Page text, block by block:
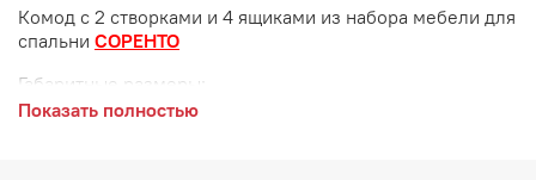
Комод с 2 створками и 4 ящиками из набора мебели для
спальни СОРЕНТО
Габаритные размеры:
Показать полностью